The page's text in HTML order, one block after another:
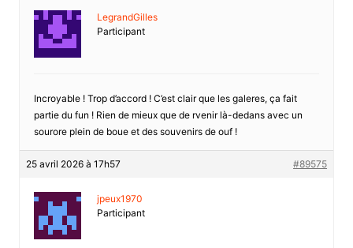
LegrandGilles
Participant
Incroyable ! Trop d’accord ! C’est clair que les galeres, ça fait
partie du fun ! Rien de mieux que de rvenir là-dedans avec un
sourore plein de boue et des souvenirs de ouf !
25 avril 2026 à 17h57 #89575
jpeux1970
Participant